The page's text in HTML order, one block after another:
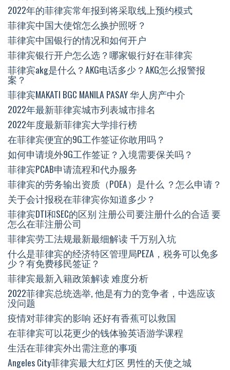
2022年的菲律宾常年报到将采取线上预约模式
菲律宾中国大使馆怎么换护照呀？
菲律宾中国银行的情况和如何开户
菲律宾银行开户怎么选？哪家银行好在菲律宾
菲律宾akg是什么？AKG电话多少？AKG怎么报警报
案？
菲律宾MAKATI BGC MANILA PASAY 华人房产中介
2022年最新菲律宾城市列表城市排名
2022年度最新菲律宾大学排行榜
在菲律宾便宜的9G工作签证你敢用吗？
如何申请境外9G工作签证？入境需要保关吗？
菲律宾PCAB申请流程和代办服务
菲律宾的劳务输出资质（POEA）是什么 ？怎么申请？
关于会计报税在菲律宾你知道多少？
菲律宾DTI和SEC的区别 注册公司要注册什么的合适 要
怎么在菲注册公司
菲律宾劳工法规最新最细解读 千万别入坑
什么是菲律宾的经济特区管理局PEZA，税务可以免多
少？有免费移民签证？
菲律宾最新入籍政策解读 难度分析
2022菲律宾总统选举, 他是有力的竞争者，中选应该
没问题
疫情对菲律宾的影响 还好有香蕉可以救国
在菲律宾可以花更少的钱体验英语游学课程
生活在菲律宾外出需注意的事项
Angeles City菲律宾最大红灯区 男性的天使之城